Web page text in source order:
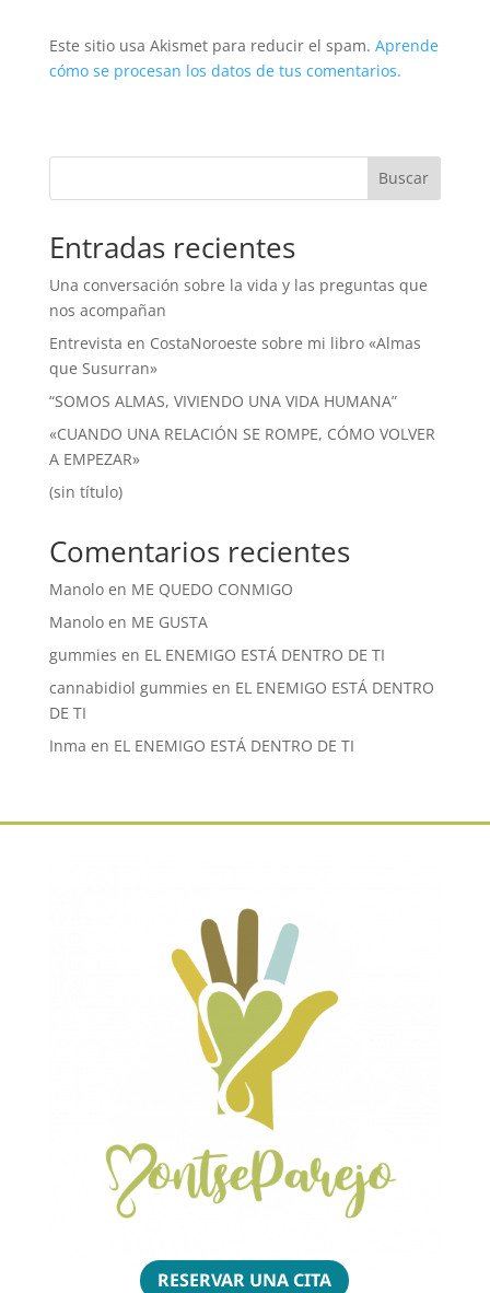
Este sitio usa Akismet para reducir el spam. Aprende
cómo se procesan los datos de tus comentarios.
Buscar
Entradas recientes
Una conversación sobre la vida y las preguntas que
nos acompañan
Entrevista en CostaNoroeste sobre mi libro «Almas
que Susurran»
“SOMOS ALMAS, VIVIENDO UNA VIDA HUMANA”
«CUANDO UNA RELACIÓN SE ROMPE, CÓMO VOLVER
A EMPEZAR»
(sin título)
Comentarios recientes
Manoloen ME QUEDO CONMIGO
Manoloen ME GUSTA
gummies en EL ENEMIGO ESTÁ DENTRO DE TI
cannabidiol gummies en EL ENEMIGO ESTÁ DENTRO
DE TI
Inma en EL ENEMIGO ESTÁ DENTRO DE TI
RESERVAR UNA CITA